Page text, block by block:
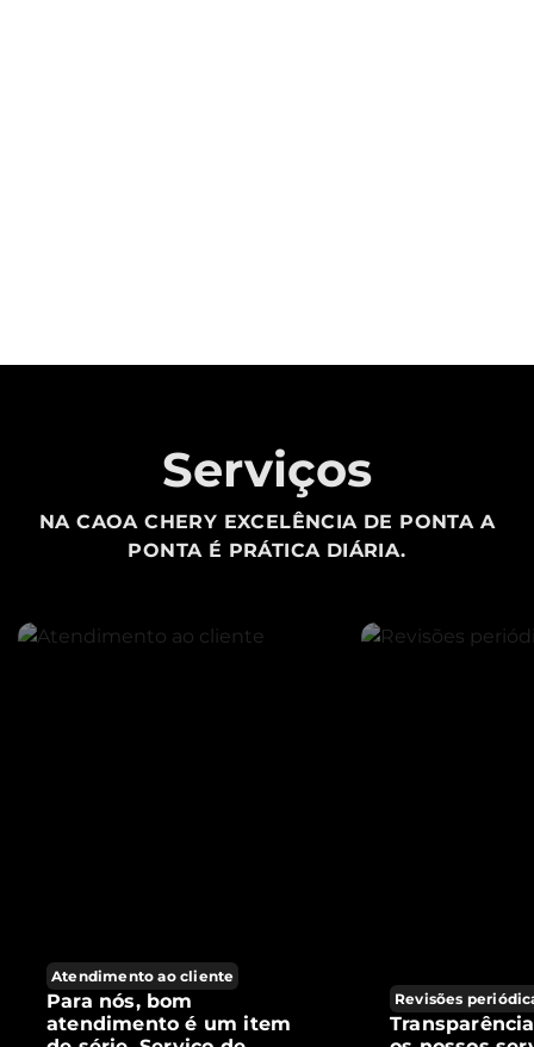
Serviços
NA CAOA CHERY EXCELÊNCIA DE PONTA A
PONTA É PRÁTICA DIÁRIA.
Atendimento ao cliente
Para nós, bom
atendimento é um item
Revisões